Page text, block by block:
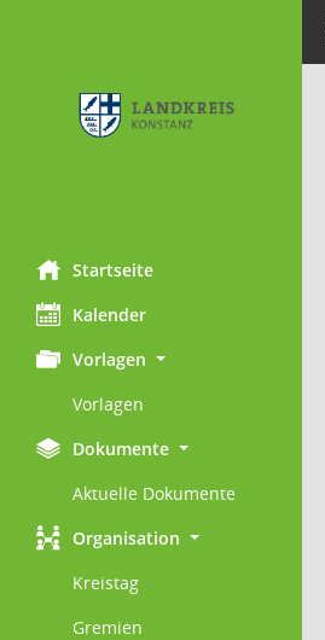
Startseite
Kalender
Vorlagen
Vorlagen
Dokumente
Aktuelle Dokumente
Organisation
Kreistag
Gremien